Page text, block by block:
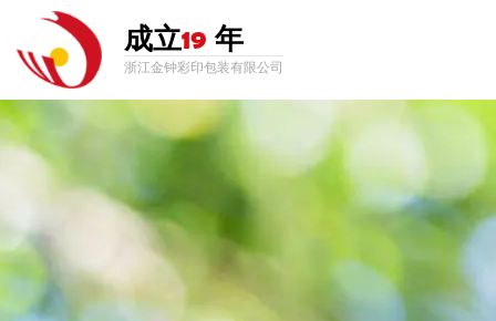
成立19 年
浙江金钟彩印包装有限公司